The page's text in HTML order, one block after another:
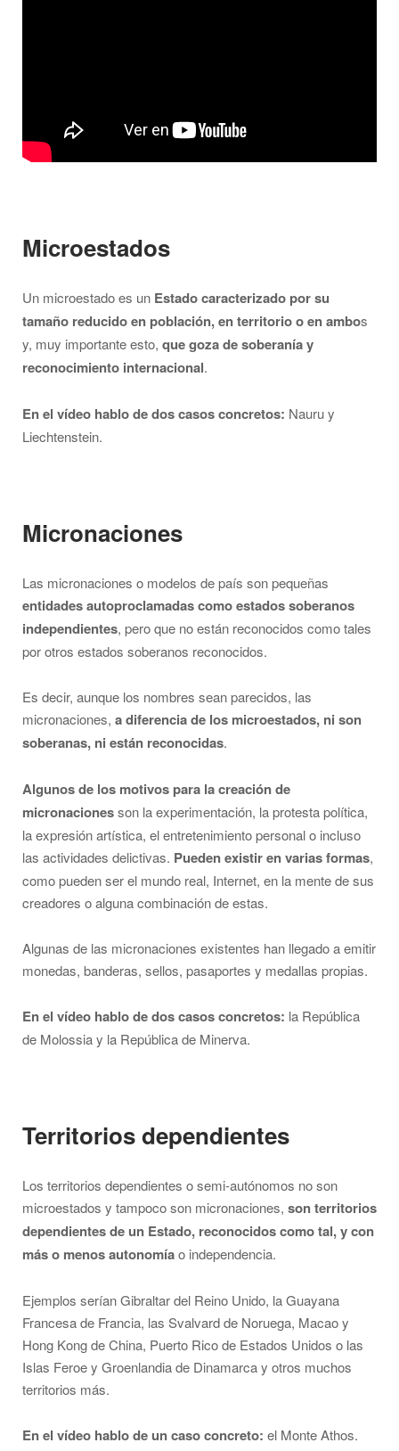
Microestados
Un microestado es un Estado caracterizado por su
tamaño reducido en población, en territorio o en ambos
y, muy importante esto, que goza de soberanía y
reconocimiento internacional.
En el vídeo hablo de dos casos concretos: Nauru y
Liechtenstein.
Micronaciones
Las micronaciones o modelos de país son pequeñas
entidades autoproclamadas como estados soberanos
independientes, pero que no están reconocidos como tales
por otros estados soberanos reconocidos.
Es decir, aunque los nombres sean parecidos, las
micronaciones, a diferencia de los microestados, ni son
soberanas, ni están reconocidas.
Algunos de los motivos para la creación de
micronacionesson la experimentación, la protesta política,
la expresión artística, el entretenimiento personal o incluso
las actividades delictivas. Pueden existir en varias formas,
como pueden ser el mundo real, Internet, en la mente de sus
creadores o alguna combinación de estas.
Algunas de las micronaciones existentes han llegado a emitir
monedas, banderas, sellos, pasaportes y medallas propias.
En el vídeo hablo de dos casos concretos: la República
de Molossia y la República de Minerva.
Territorios dependientes
Los territorios dependientes o semi-autónomos no son
microestados y tampoco son micronaciones, son territorios
dependientes de un Estado, reconocidos como tal, y con
más o menos autonomíao independencia.
Ejemplos serían Gibraltar del Reino Unido, la Guayana
Francesa de Francia, las Svalvard de Noruega, Macao y
Hong Kong de China, Puerto Rico de Estados Unidos o las
Islas Feroe y Groenlandia de Dinamarca y otros muchos
territorios más.
En el vídeo hablo de un caso concreto: el Monte Athos.